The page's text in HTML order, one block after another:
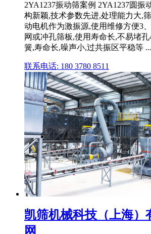
2YA1237振动筛案例 2YA1237圆振
构新颖,技术参数先进,处理能力大,
动电机作为激振源,使用维修方便3
网或冲孔筛板,使用寿命长,不易堵
簧,寿命长,噪声小,过共振区平稳等 ...
联系电话: 180 3780 8511
凯筛机械科技（上海）
网